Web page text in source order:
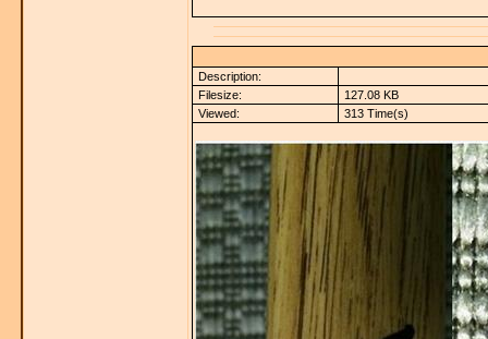
Description:
Filesize:
127.08 KB
Viewed:
313 Time(s)